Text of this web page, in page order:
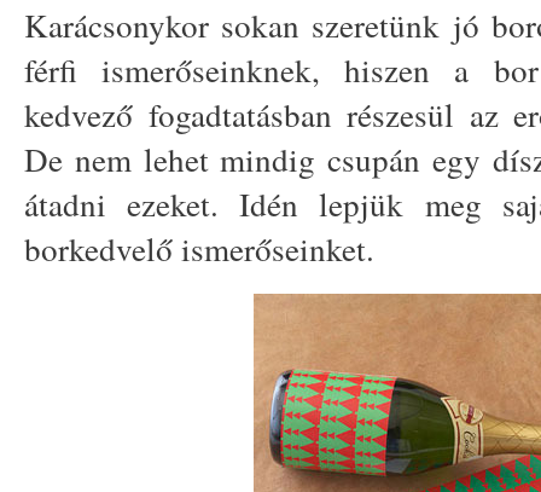
Karácsonykor sokan szeretünk jó
férfi ismerőseinknek, hiszen a
kedvező fogadtatásban részesül az
De nem lehet mindig csupán egy
átadni ezeket. Idén lepjük meg
borkedvelő ismerőseinket.